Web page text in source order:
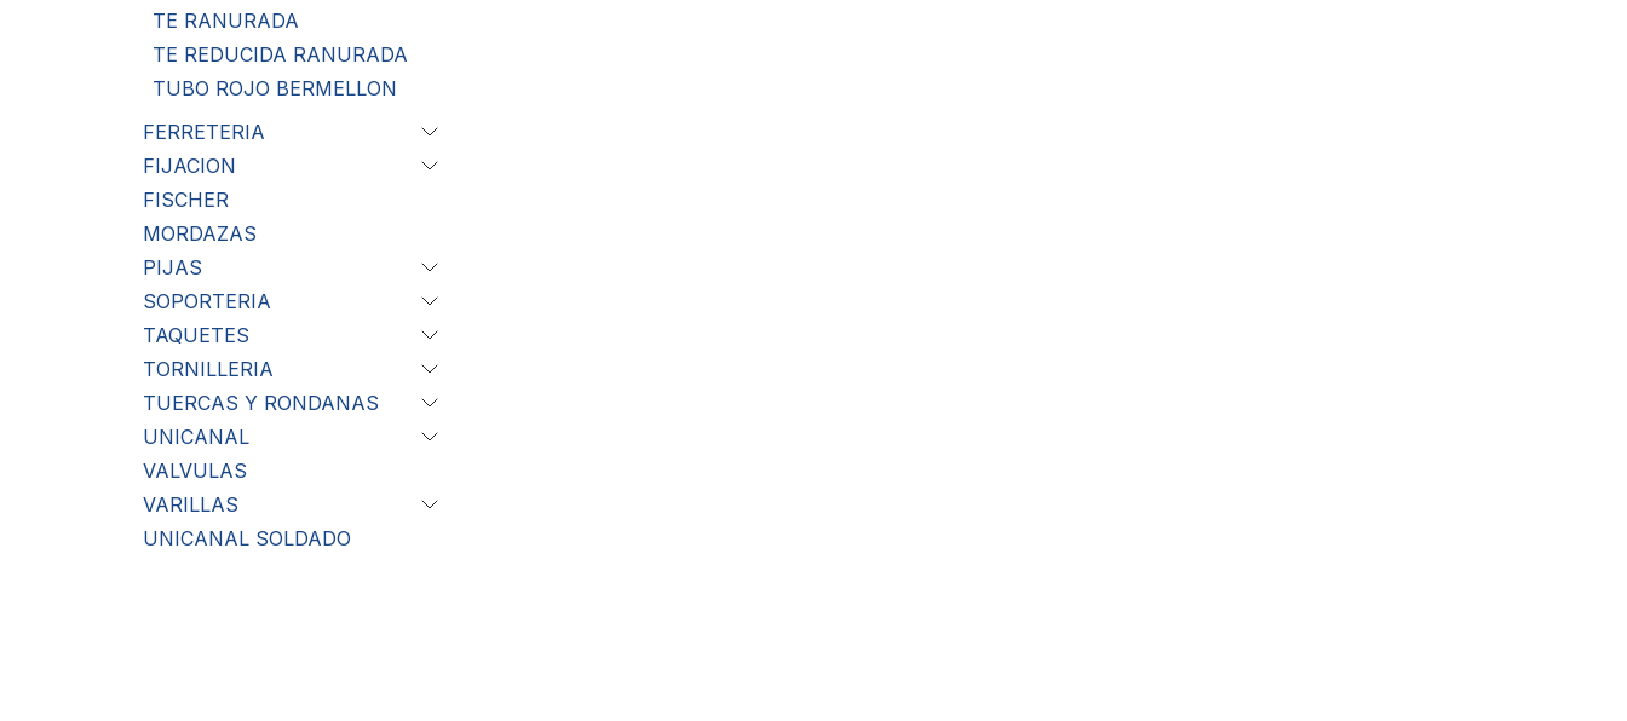
TE RANURADA
TE REDUCIDA RANURADA
TUBO ROJO BERMELLON
FERRETERIA
FIJACION
FISCHER
MORDAZAS
PIJAS
SOPORTERIA
TAQUETES
TORNILLERIA
TUERCAS Y RONDANAS
UNICANAL
VALVULAS
VARILLAS
UNICANAL SOLDADO